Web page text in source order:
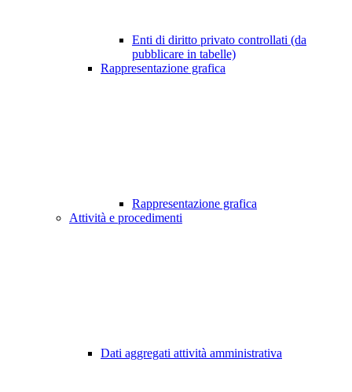
Enti di diritto privato controllati (da
pubblicare in tabelle)
Rappresentazione grafica
Rappresentazione grafica
Attività e procedimenti
Dati aggregati attività amministrativa